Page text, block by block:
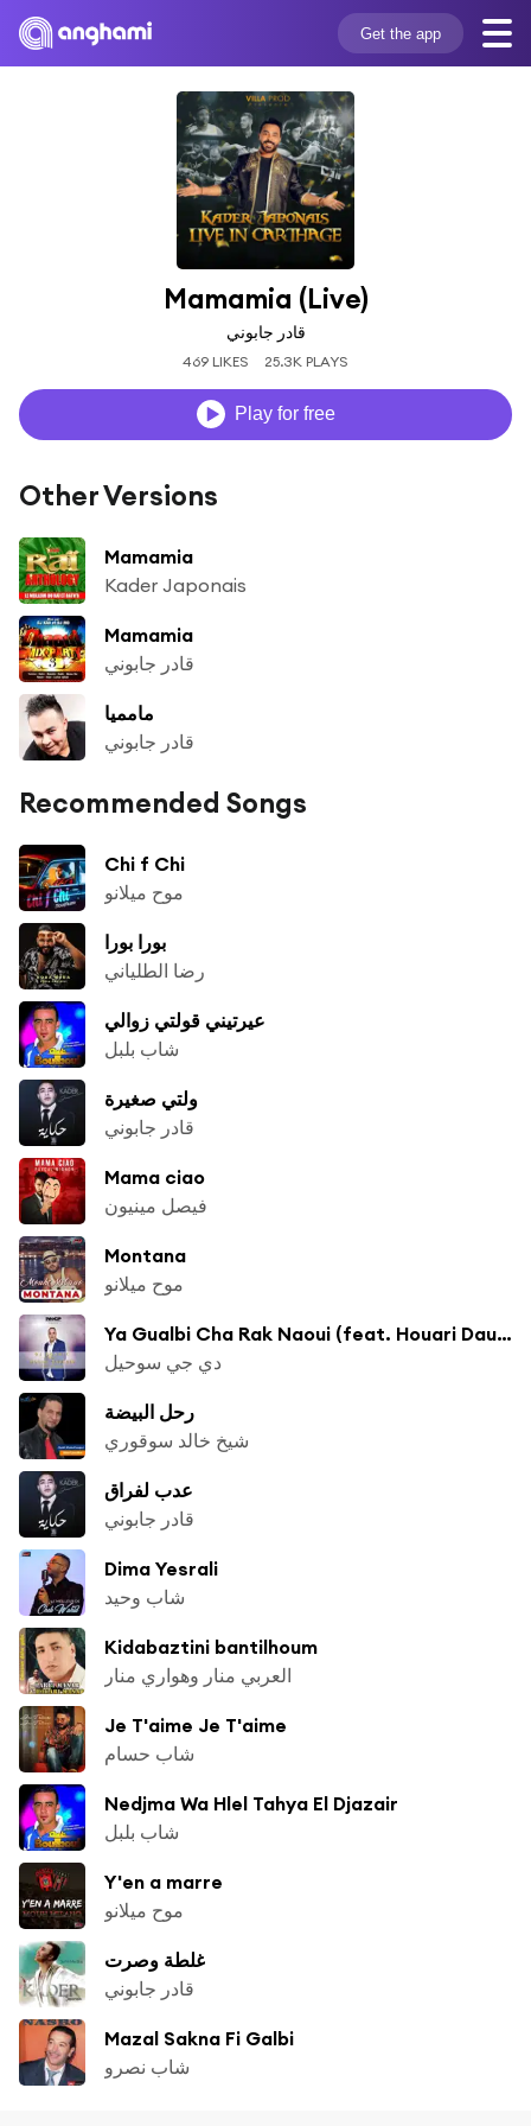
Get the app
Mamamia (Live)
قادر جابوني
469 LIKES 25.3K PLAYS
Play for free
Other Versions
Mamamia
Kader Japonais
Mamamia
قادر جابوني
مامميا
قادر جابوني
Recommended Songs
Chi f Chi
موح ميلانو
بورا بورا
رضا الطلياني
عيرتيني قولتي زوالي
شاب بلبل
ولتي صغيرة
قادر جابوني
Mama ciao
فيصل مينيون
Montana
موح ميلانو
Ya Gualbi Cha Rak Naoui (feat. Houari Dauphin)
دي جي سوحيل
رحل البيضة
شيخ خالد سوقوري
عدب لفراق
قادر جابوني
Dima Yesrali
شاب وحيد
Kidabaztini bantilhoum
العربي منار وهواري منار
Je T'aime Je T'aime
شاب حسام
Nedjma Wa Hlel Tahya El Djazair
شاب بلبل
Y'en a marre
موح ميلانو
غلطة وصرت
قادر جابوني
Mazal Sakna Fi Galbi
شاب نصرو